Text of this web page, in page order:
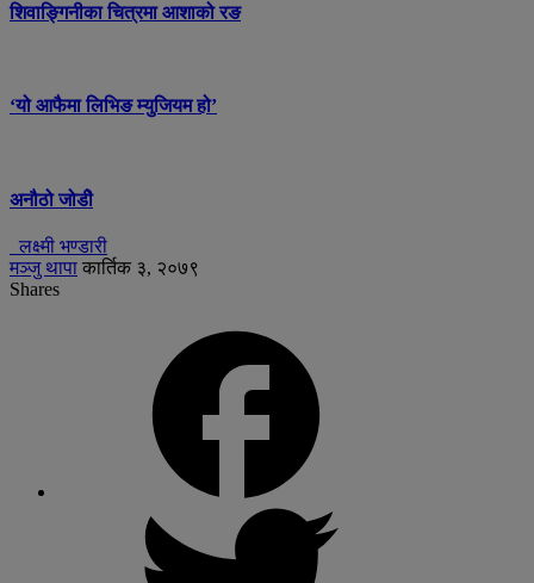
शिवाङ्गिनीका चित्रमा आशाको रङ
‘यो आफैमा लिभिङ म्युजियम हो’
अनौठो जोडीे
लक्ष्मी भण्डारी
मञ्जु थापा कार्तिक ३, २०७९
Shares